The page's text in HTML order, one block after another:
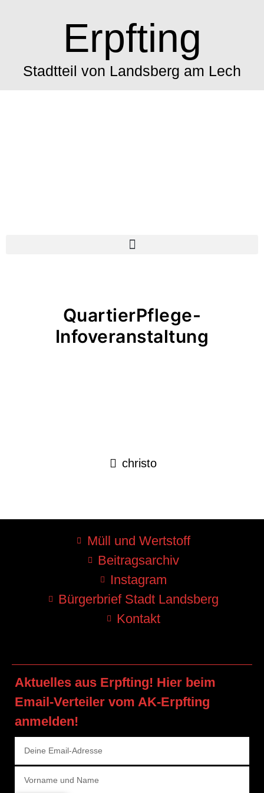
Erpfting
Stadtteil von Landsberg am Lech
QuartierPflege-
Infoveranstaltung
christo
Müll und Wertstoff
Beitragsarchiv
Instagram
Bürgerbrief Stadt Landsberg
Kontakt
Aktuelles aus Erpfting! Hier beim
Email-Verteiler vom AK-Erpfting
anmelden!